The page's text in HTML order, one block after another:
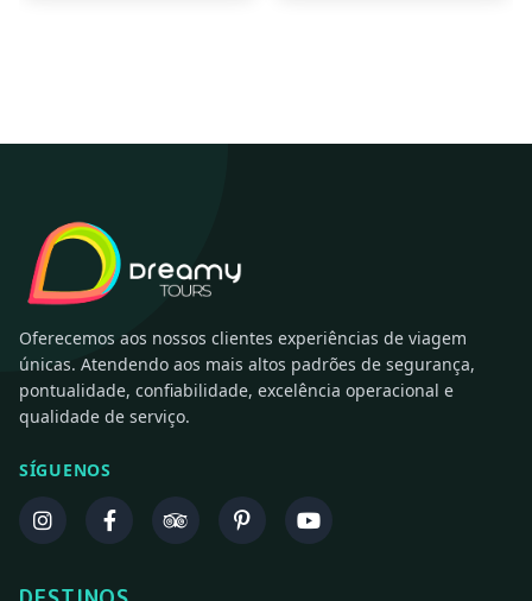
Oferecemos aos nossos clientes experiências de viagem
únicas. Atendendo aos mais altos padrões de segurança,
pontualidade, confiabilidade, excelência operacional e
qualidade de serviço.
SÍGUENOS